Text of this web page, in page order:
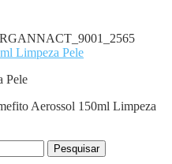
Pele
Aerossol 150ml Limpeza